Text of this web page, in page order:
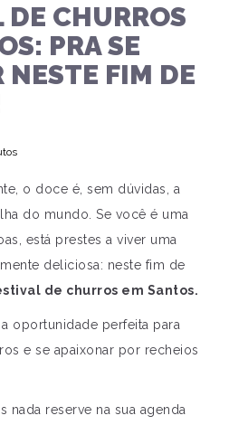
DE CHURROS
PRA SE
NESTE FIM DE
o doce é, sem dúvidas, a
do mundo. Se você é uma
está prestes a viver uma
deliciosa: neste fim de
de churros em Santos.
oportunidade perfeita para
e se apaixonar por recheios
nada reserve na sua agenda